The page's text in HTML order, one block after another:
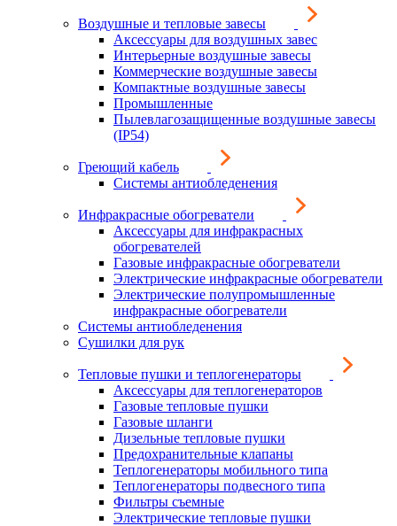
Воздушные и тепловые завесы
Аксессуары для воздушных завес
Интерьерные воздушные завесы
Коммерческие воздушные завесы
Компактные воздушные завесы
Промышленные
Пылевлагозащищенные воздушные завесы
(IP54)
Греющий кабель
Системы антиобледенения
Инфракрасные обогреватели
Аксессуары для инфракрасных
обогревателей
Газовые инфракрасные обогреватели
Электрические инфракрасные обогреватели
Электрические полупромышленные
инфракрасные обогреватели
Системы антиобледенения
Сушилки для рук
Тепловые пушки и теплогенераторы
Аксессуары для теплогенераторов
Газовые тепловые пушки
Газовые шланги
Дизельные тепловые пушки
Предохранительные клапаны
Теплогенераторы мобильного типа
Теплогенераторы подвесного типа
Фильтры съемные
Электрические тепловые пушки